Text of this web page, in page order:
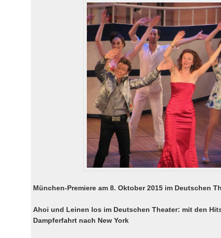
München-Premiere am 8. Oktober 2015 im Deutschen
Ahoi und Leinen los im Deutschen Theater: mit den
Dampferfahrt nach New York